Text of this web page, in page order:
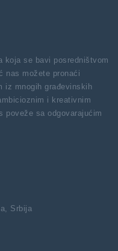
koja se bavi posredništvom
nas možete pronaći
iz mnogih građevinskih
i kreativnim
poveže sa odgovarajućim
Srbija